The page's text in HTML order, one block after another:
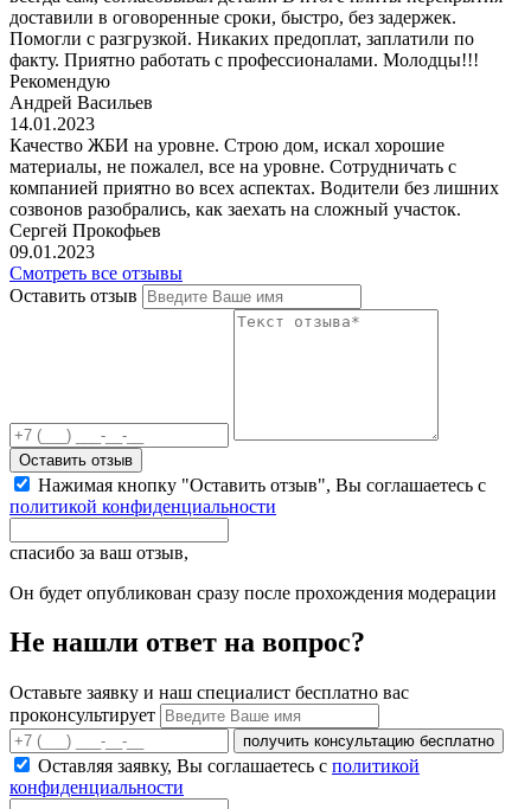
доставили в оговоренные сроки, быстро, без задержек.
Помогли с разгрузкой. Никаких предоплат, заплатили по
факту. Приятно работать с профессионалами. Молодцы!!!
Рекомендую
Андрей Васильев
14.01.2023
Качество ЖБИ на уровне. Строю дом, искал хорошие
материалы, не пожалел, все на уровне. Сотрудничать с
компанией приятно во всех аспектах. Водители без лишних
созвонов разобрались, как заехать на сложный участок.
Сергей Прокофьев
09.01.2023
Смотреть все отзывы
Оставить отзыв
Оставить отзыв
Нажимая кнопку "Оставить отзыв", Вы соглашаетесь с
политикой конфиденциальности
спасибо за ваш отзыв,
Он будет опубликован сразу после прохождения модерации
Не нашли ответ на вопрос?
Оставьте заявку и наш специалист бесплатно вас
проконсультирует
получить консультацию бесплатно
Оставляя заявку, Вы соглашаетесь с политикой
конфиденциальности